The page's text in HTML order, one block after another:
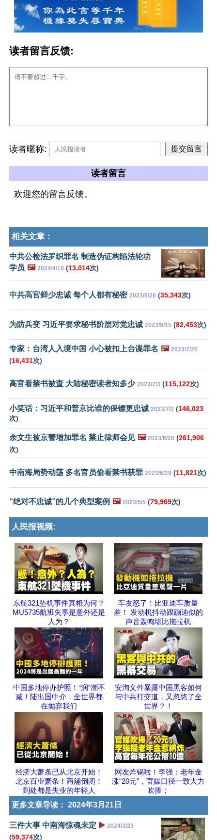
读者留言反馈:
读者暱称:
读者留言
欢迎您的留言反馈。
相关文章：
中共公检法罗织罪名 制造伪证构陷法轮功
学员 🖼️ 2024/4/10 (13,014次)
中共高官鲜少忠诚 每个人都有秘密 2023/9/26 (35,343次)
为防兵变 习近平要求秘书阶层对党忠诚 2023/9/15 (82,453次)
专家：台湾人入境中国 小心被扣上台谍罪名 🖼️ 2023/7/20
(16,431次)
高官看禁书被查 大陆秘密读者知多少 2023/7/3 (115,122次)
小笑话：习近平和普京比谁的保镖更忠诚 2023/7/2 (146,023
次)
余文生被京警增加罪名 禁止律师会见 🖼️ 2023/6/28 (261,906
次)
中南海局势动荡 多名官员偷看禁书获罪 2023/6/29 (11,821次)
“绝对不忠诚”的几个典型案例 🖼️ 2023/5/5 (79,969次)
人民报视频:
东航321坠机事件真相为何？
MU5735航班失事是意外还是
人为？
车友怒了！比亚迪车质量
差！ 发动机抖动跟蹦迪似的
声音轰鸣堪比拖拉机
中国多地停办护照！“润”潮不
减！陆出国中介：全世界都
在抛弃我们
安洵文件暴露中国黑客如何
与中共打交道；又忽悠了全
世界？！
经济大萧条已从北京开始！
北京百业萧条！商舖倒闭！
到处都是失业的年轻人
网友炸锅啦！李强：老年金
涨“20元”，官媒口径一致大力
吹捧；
更多文章导读： 2024年3月21日
三件大事 中南海惊魂未定 ▶️ 2024/3/23
(59,374次)